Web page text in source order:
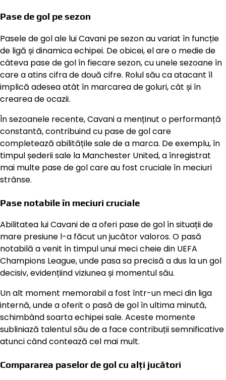
Pase de gol pe sezon
Pasele de gol ale lui Cavani pe sezon au variat în funcție
de ligă și dinamica echipei. De obicei, el are o medie de
câteva pase de gol în fiecare sezon, cu unele sezoane în
care a atins cifra de două cifre. Rolul său ca atacant îl
implică adesea atât în marcarea de goluri, cât și în
crearea de ocazii.
În sezoanele recente, Cavani a menținut o performanță
constantă, contribuind cu pase de gol care
completează abilitățile sale de a marca. De exemplu, în
timpul șederii sale la Manchester United, a înregistrat
mai multe pase de gol care au fost cruciale în meciuri
strânse.
Pase notabile în meciuri cruciale
Abilitatea lui Cavani de a oferi pase de gol în situații de
mare presiune l-a făcut un jucător valoros. O pasă
notabilă a venit în timpul unui meci cheie din UEFA
Champions League, unde pasa sa precisă a dus la un gol
decisiv, evidențiind viziunea și momentul său.
Un alt moment memorabil a fost într-un meci din liga
internă, unde a oferit o pasă de gol în ultima minută,
schimbând soarta echipei sale. Aceste momente
subliniază talentul său de a face contribuții semnificative
atunci când contează cel mai mult.
Compararea paselor de gol cu alți jucători